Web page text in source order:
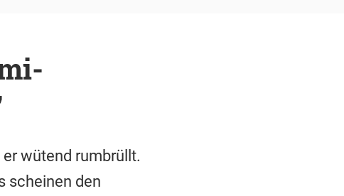
wütend rumbrüllt.
scheinen den